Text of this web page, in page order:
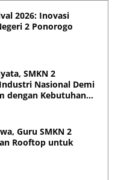
2026: Inovasi
2 Ponorogo
SMKN 2
Nasional Demi
dengan Kebutuhan
Guru SMKN 2
Rooftop untuk